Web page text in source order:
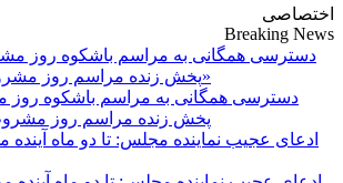
اختصاصی
Breaking News
دسترسی همگانی به مراسم باشکوه روز
پخش زنده مراسم روز